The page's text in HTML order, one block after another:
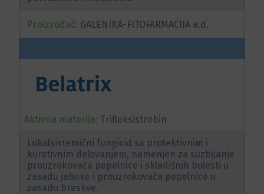
Proizvođač: GALENIKA-FITOFARMACIJA a.d.
Aktivna materija: Trifloksistrobin
Lokalsistemični fungicid sa protektivnim i
kurativnim delovanjem, namenjen za suzbijanje
prouzrokovača pepelnice i skladišnih bolesti u
zasadu jabuke i prouzrokovača pepelnice u
zasadu breskve.